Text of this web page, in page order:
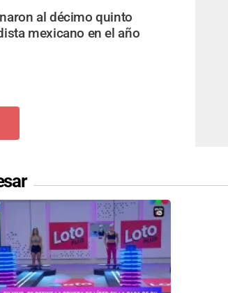
al décimo quinto
mexicano en el año